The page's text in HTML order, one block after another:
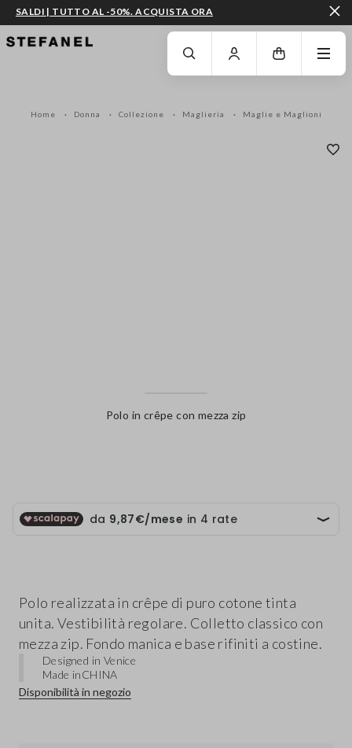
VAI AL CONTENUTO PRINCIPALE SCENDI AL FONDO DELLA PAGINA
SALDI | TUTTO AL -50%. ACQUISTA ORA
Home Donna Collezione Maglieria Maglie e Maglioni
Polo in crêpe con mezza zip
Polo realizzata in crêpe di puro cotone tinta
unita. Vestibilità regolare. Colletto classico con
mezza zip. Fondo manica e base rifiniti a costine.
Designed in Venice
Made inCHINA
Disponibilità in negozio